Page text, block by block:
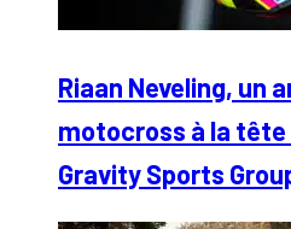
Riaan Neveling, un
motocross à la
Gravity Sports